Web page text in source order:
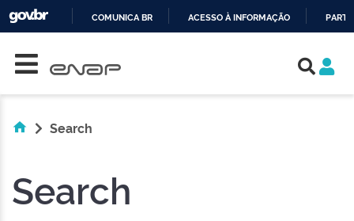
COMUNICA BR ACESSO À INFORMAÇÃO
Search
Search